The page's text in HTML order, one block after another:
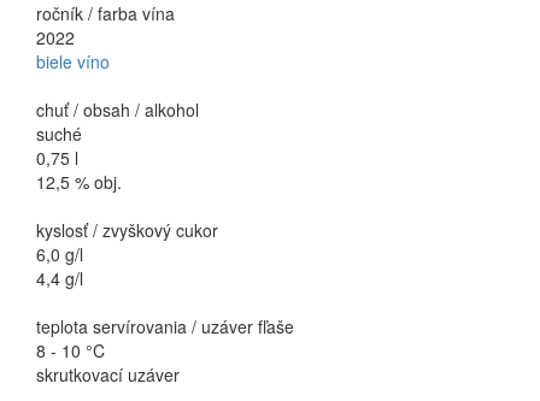
ročník / farba vína
2022
biele víno
chuť / obsah / alkohol
suché
0,75 l
12,5 % obj.
kyslosť / zvyškový cukor
6,0 g/l
4,4 g/l
teplota servírovania / uzáver fľaše
8 - 10 °C
skrutkovací uzáver